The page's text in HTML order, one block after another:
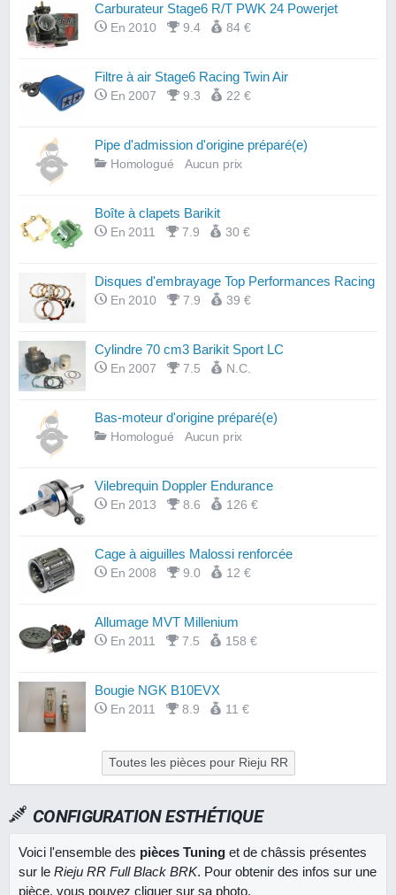
Carburateur Stage6 R/T PWK 24 Powerjet
En 2010 9.4 84 €
Filtre à air Stage6 Racing Twin Air
En 2007 9.3 22 €
Pipe d'admission d'origine préparé(e)
Homologué Aucun prix
Boîte à clapets Barikit
En 2011 7.9 30 €
Disques d'embrayage Top Performances Racing
En 2010 7.9 39 €
Cylindre 70 cm3 Barikit Sport LC
En 2007 7.5 N.C.
Bas-moteur d'origine préparé(e)
Homologué Aucun prix
Vilebrequin Doppler Endurance
En 2013 8.6 126 €
Cage à aiguilles Malossi renforcée
En 2008 9.0 12 €
Allumage MVT Millenium
En 2011 7.5 158 €
Bougie NGK B10EVX
En 2011 8.9 11 €
Toutes les pièces pour Rieju RR
CONFIGURATION ESTHÉTIQUE
Voici l'ensemble des pièces Tuning et de châssis présentes
sur le Rieju RR Full Black BRK. Pour obtenir des infos sur une
pièce, vous pouvez cliquer sur sa photo.